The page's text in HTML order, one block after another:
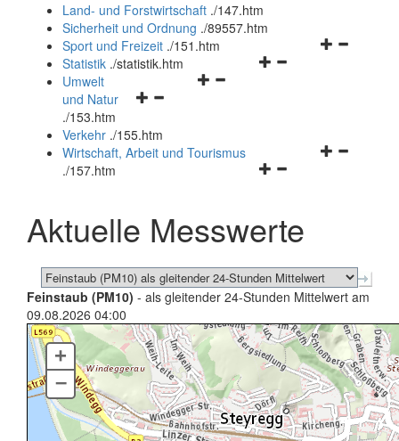
und
schließen
Land- und Forstwirtschaft ./147.htm
Sicherheit und Ordnung ./89557.htm
Navigationsmenü
Sport und Freizeit ./151.htm
Navigationsmenü
Statistik ./statistik.htm
Navigationsmenü
und
schließen
Umwelt
und Natur
./153.htm
Verkehr ./155.htm
Navigationsmenü
schließen
Wirtschaft, Arbeit und Tourismus
./157.htm
Aktuelle Messwerte
Feinstaub (PM10) - als gleitender 24-Stunden Mittelwert am
09.08.2026 04:00
+
–